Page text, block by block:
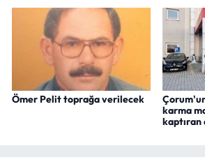
Ömer Pelit toprağa verilecek
karma
kaptıran